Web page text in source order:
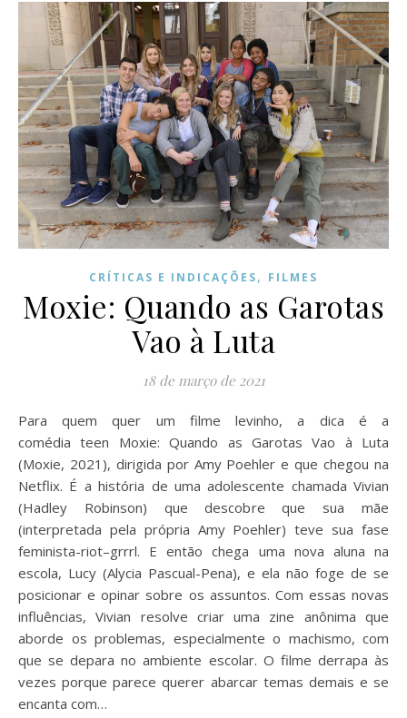
CRÍTICAS E INDICAÇÕES, FILMES
Moxie: Quando as Garotas
Vao à Luta
18 de março de 2021
Para quem quer um filme levinho, a dica é a
comédia teen Moxie: Quando as Garotas Vao à Luta
(Moxie, 2021), dirigida por Amy Poehler e que chegou na
Netflix. É a história de uma adolescente chamada Vivian
(Hadley Robinson) que descobre que sua mãe
(interpretada pela própria Amy Poehler) teve sua fase
feminista-riot–grrrl. E então chega uma nova aluna na
escola, Lucy (Alycia Pascual-Pena), e ela não foge de se
posicionar e opinar sobre os assuntos. Com essas novas
influências, Vivian resolve criar uma zine anônima que
aborde os problemas, especialmente o machismo, com
que se depara no ambiente escolar. O filme derrapa às
vezes porque parece querer abarcar temas demais e se
encanta com…